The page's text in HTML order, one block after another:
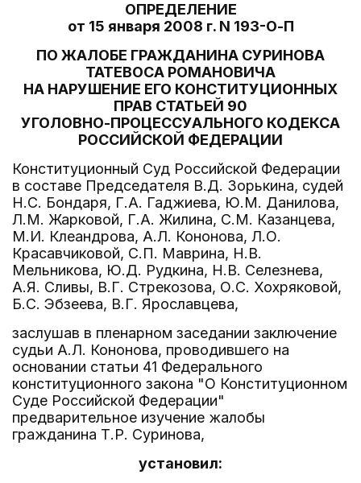
ОПРЕДЕЛЕНИЕ
от 15 января 2008 г. N 193-О-П
ПО ЖАЛОБЕ ГРАЖДАНИНА СУРИНОВА
ТАТЕВОСА РОМАНОВИЧА
НА НАРУШЕНИЕ ЕГО КОНСТИТУЦИОННЫХ
ПРАВ СТАТЬЕЙ 90
УГОЛОВНО-ПРОЦЕССУАЛЬНОГО КОДЕКСА
РОССИЙСКОЙ ФЕДЕРАЦИИ
Конституционный Суд Российской Федерации
в составе Председателя В.Д. Зорькина, судей
Н.С. Бондаря, Г.А. Гаджиева, Ю.М. Данилова,
Л.М. Жарковой, Г.А. Жилина, С.М. Казанцева,
М.И. Клеандрова, А.Л. Кононова, Л.О.
Красавчиковой, С.П. Маврина, Н.В.
Мельникова, Ю.Д. Рудкина, Н.В. Селезнева,
А.Я. Сливы, В.Г. Стрекозова, О.С. Хохряковой,
Б.С. Эбзеева, В.Г. Ярославцева,
заслушав в пленарном заседании заключение
судьи А.Л. Кононова, проводившего на
основании статьи 41 Федерального
конституционного закона "О Конституционном
Суде Российской Федерации"
предварительное изучение жалобы
гражданина Т.Р. Суринова,
установил: